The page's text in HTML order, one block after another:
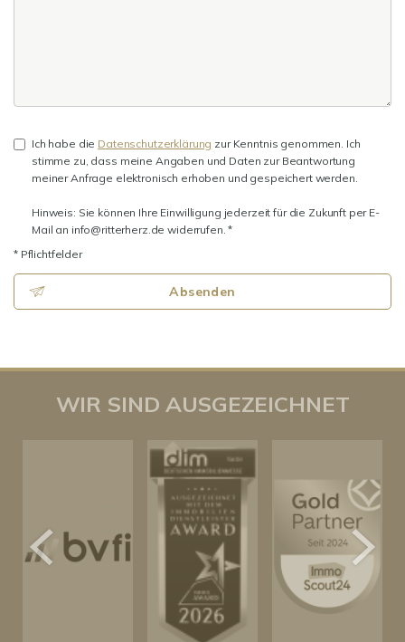
Ich habe die Datenschutzerklärung zur Kenntnis genommen. Ich
stimme zu, dass meine Angaben und Daten zur Beantwortung
meiner Anfrage elektronisch erhoben und gespeichert werden.
Hinweis: Sie können Ihre Einwilligung jederzeit für die Zukunft per E-
Mail an info@ritterherz.de widerrufen. *
* Pflichtfelder
Absenden
WIR SIND AUSGEZEICHNET